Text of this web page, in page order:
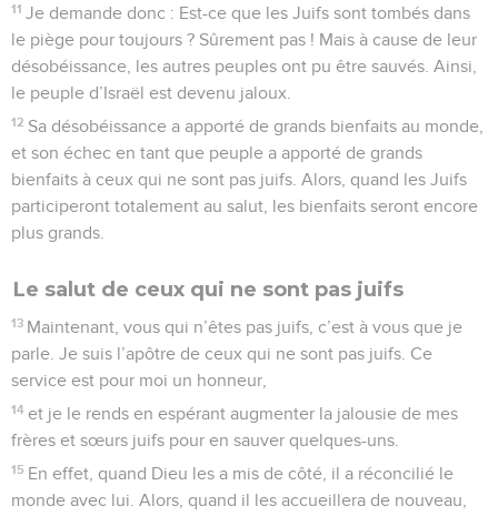
11 Je demande donc : Est-ce que les Juifs sont tombés dans
le piège pour toujours ? Sûrement pas ! Mais à cause de leur
désobéissance, les autres peuples ont pu être sauvés. Ainsi,
le peuple d’Israël est devenu jaloux.
12 Sa désobéissance a apporté de grands bienfaits au monde,
et son échec en tant que peuple a apporté de grands
bienfaits à ceux qui ne sont pas juifs. Alors, quand les Juifs
participeront totalement au salut, les bienfaits seront encore
plus grands.
Le salut de ceux qui ne sont pas juifs
13 Maintenant, vous qui n’êtes pas juifs, c’est à vous que je
parle. Je suis l’apôtre de ceux qui ne sont pas juifs. Ce
service est pour moi un honneur,
14 et je le rends en espérant augmenter la jalousie de mes
frères et sœurs juifs pour en sauver quelques-uns.
15 En effet, quand Dieu les a mis de côté, il a réconcilié le
monde avec lui. Alors, quand il les accueillera de nouveau,